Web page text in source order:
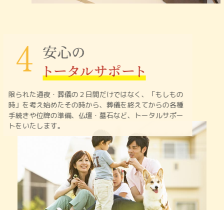
限られた通夜・葬儀の２日間だけではなく、「もしもの
時」を考え始めたその時から、葬儀を終えてからの各種
手続きや位牌の準備、仏壇・墓石など、トータルサポー
トをいたします。